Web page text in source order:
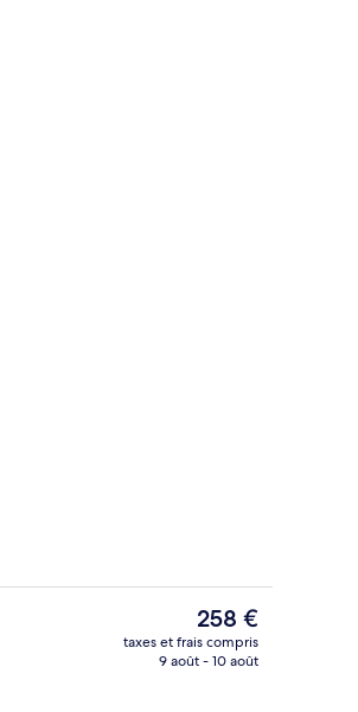
Le
prix
actuel
258 €
taxes et frais compris
9 août - 10 août